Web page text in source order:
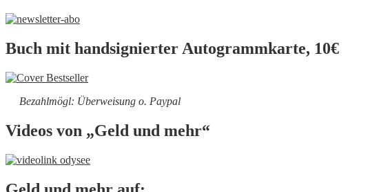
Buch mit handsignierter Autogrammkarte, 10€
Bezahlmögl: Überweisung o. Paypal
Videos von „Geld und mehr“